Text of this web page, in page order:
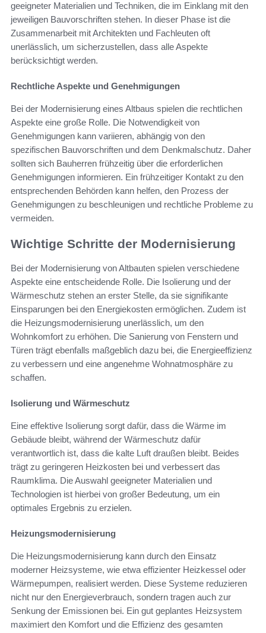
geeigneter Materialien und Techniken, die im Einklang mit den
jeweiligen Bauvorschriften stehen. In dieser Phase ist die
Zusammenarbeit mit Architekten und Fachleuten oft
unerlässlich, um sicherzustellen, dass alle Aspekte
berücksichtigt werden.
Rechtliche Aspekte und Genehmigungen
Bei der Modernisierung eines Altbaus spielen die rechtlichen
Aspekte eine große Rolle. Die Notwendigkeit von
Genehmigungen kann variieren, abhängig von den
spezifischen Bauvorschriften und dem Denkmalschutz. Daher
sollten sich Bauherren frühzeitig über die erforderlichen
Genehmigungen informieren. Ein frühzeitiger Kontakt zu den
entsprechenden Behörden kann helfen, den Prozess der
Genehmigungen zu beschleunigen und rechtliche Probleme zu
vermeiden.
Wichtige Schritte der Modernisierung
Bei der Modernisierung von Altbauten spielen verschiedene
Aspekte eine entscheidende Rolle. Die Isolierung und der
Wärmeschutz stehen an erster Stelle, da sie signifikante
Einsparungen bei den Energiekosten ermöglichen. Zudem ist
die Heizungsmodernisierung unerlässlich, um den
Wohnkomfort zu erhöhen. Die Sanierung von Fenstern und
Türen trägt ebenfalls maßgeblich dazu bei, die Energieeffizienz
zu verbessern und eine angenehme Wohnatmosphäre zu
schaffen.
Isolierung und Wärmeschutz
Eine effektive Isolierung sorgt dafür, dass die Wärme im
Gebäude bleibt, während der Wärmeschutz dafür
verantwortlich ist, dass die kalte Luft draußen bleibt. Beides
trägt zu geringeren Heizkosten bei und verbessert das
Raumklima. Die Auswahl geeigneter Materialien und
Technologien ist hierbei von großer Bedeutung, um ein
optimales Ergebnis zu erzielen.
Heizungsmodernisierung
Die Heizungsmodernisierung kann durch den Einsatz
moderner Heizsysteme, wie etwa effizienter Heizkessel oder
Wärmepumpen, realisiert werden. Diese Systeme reduzieren
nicht nur den Energieverbrauch, sondern tragen auch zur
Senkung der Emissionen bei. Ein gut geplantes Heizsystem
maximiert den Komfort und die Effizienz des gesamten